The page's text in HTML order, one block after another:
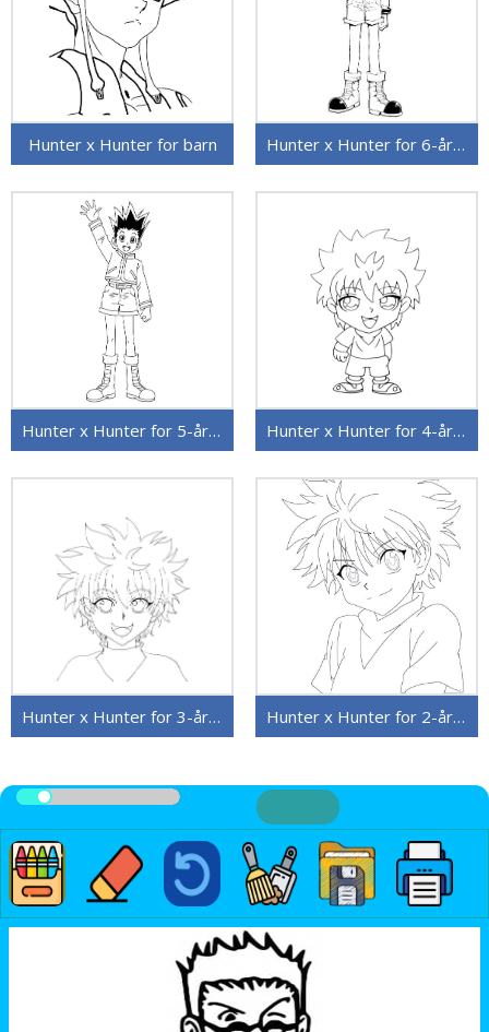
Hunter x Hunter for barn Hunter x Hunter for 6-åringer
Hunter x Hunter for 5-åringer Hunter x Hunter for 4-åringer
Hunter x Hunter for 3-åringer Hunter x Hunter for 2-åringer